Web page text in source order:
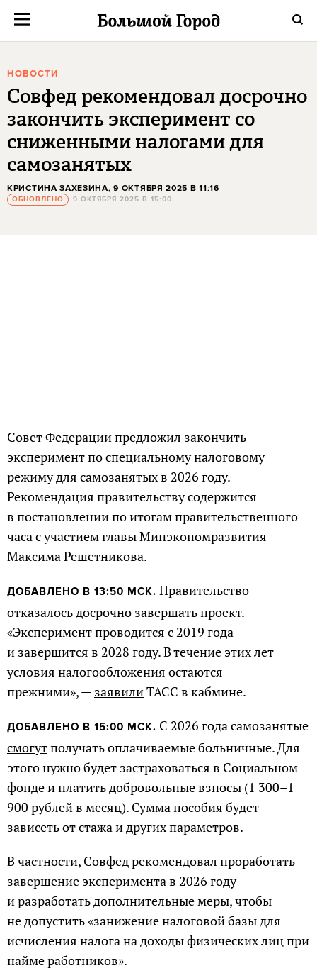
НОВОСТИ
Совфед рекомендовал досрочно
закончить эксперимент со
сниженными налогами для
самозанятых
КРИСТИНА ЗАХЕЗИНА, 9 ОКТЯБРЯ 2025 В 11:16
ОБНОВЛЕНО 9 ОКТЯБРЯ 2025 В 15:00
Совет Федерации предложил закончить
эксперимент по специальному налоговому
режиму для самозанятых в 2026 году.
Рекомендация правительству содержится
в постановлении по итогам правительственного
часа с участием главы Минэкономразвития
Максима Решетникова.
ДОБАВЛЕНО В 13:50 МСК. Правительство
отказалось досрочно завершать проект.
«Эксперимент проводится с 2019 года
и завершится в 2028 году. В течение этих лет
условия налогообложения остаются
прежними», — заявилиТАСС в кабмине.
ДОБАВЛЕНО В 15:00 МСК. С 2026 года самозанятые
смогутполучать оплачиваемые больничные. Для
этого нужно будет застраховаться в Социальном
фонде и платить добровольные взносы (1 300–1
900 рублей в месяц). Сумма пособия будет
зависеть от стажа и других параметров.
В частности, Совфед рекомендовал проработать
завершение эксперимента в 2026 году
и разработать дополнительные меры, чтобы
не допустить «занижение налоговой базы для
исчисления налога на доходы физических лиц при
найме работников».